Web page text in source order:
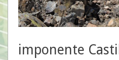
imponente